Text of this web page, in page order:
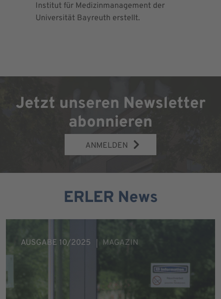
Institut für Medizinmanagement der
Universität Bayreuth erstellt.
Jetzt unseren Newsletter
abonnieren
ANMELDEN
ERLER News
AUSGABE 10/2025 MAGAZIN